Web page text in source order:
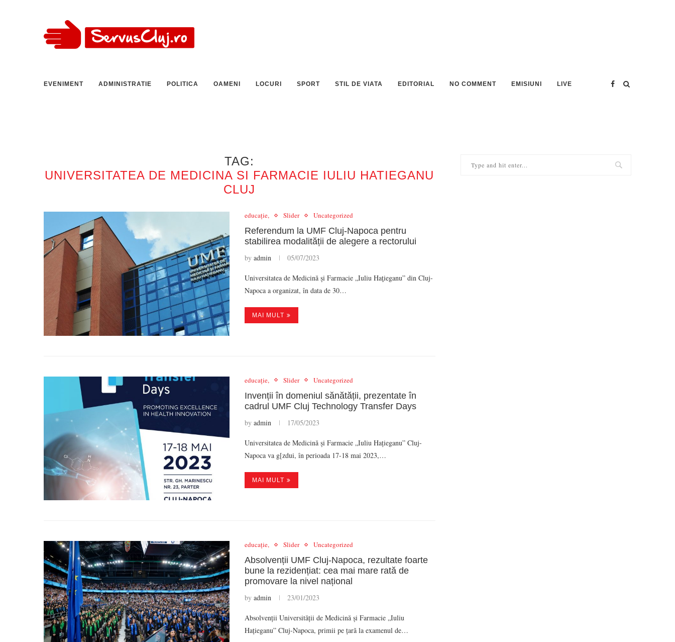
EVENIMENT ADMINISTRATIE POLITICA OAMENI LOCURI SPORT STIL DE VIATA EDITORIAL NO COMMENT EMISIUNI LIVE
TAG:
UNIVERSITATEA DE MEDICINA SI FARMACIE IULIU HATIEGANU
CLUJ
educație, Slider Uncategorized
Referendum la UMF Cluj-Napoca pentru
stabilirea modalității de alegere a rectorului
by admin 05/07/2023
Universitatea de Medicină și Farmacie „Iuliu Haţieganu” din Cluj-
Napoca a organizat, în data de 30…
MAI MULT
educație, Slider Uncategorized
Invenții în domeniul sănătății, prezentate în
cadrul UMF Cluj Technology Transfer Days
by admin 17/05/2023
Universitatea de Medicină și Farmacie „Iuliu Hațieganu” Cluj-
Napoca va g[zdui, în perioada 17-18 mai 2023,…
MAI MULT
educație, Slider Uncategorized
Absolvenții UMF Cluj-Napoca, rezultate foarte
bune la rezidențiat: cea mai mare rată de
promovare la nivel național
by admin 23/01/2023
Absolvenții Universității de Medicină și Farmacie „Iuliu
Hațieganu” Cluj-Napoca, primii pe țară la examenul de…